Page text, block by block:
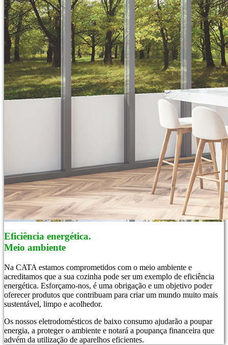
Eficiência energética.
Meio ambiente
Na CATA estamos comprometidos com o meio ambiente e
acreditamos que a sua cozinha pode ser um exemplo de eficiência
energética. Esforçamo-nos, é uma obrigação e um objetivo poder
oferecer produtos que contribuam para criar um mundo muito mais
sustentável, limpo e acolhedor.
Os nossos eletrodomésticos de baixo consumo ajudarão a poupar
energia, a proteger o ambiente e notará a poupança financeira que
advém da utilização de aparelhos eficientes.